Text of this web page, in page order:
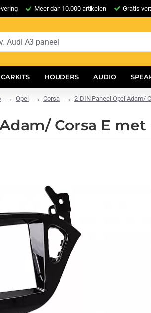
Meer dan 10.000 artikelen Gratis
CARKITS HOUDERS AUDIO
Opel Corsa 2-DIN Paneel Opel Adam/
Corsa E